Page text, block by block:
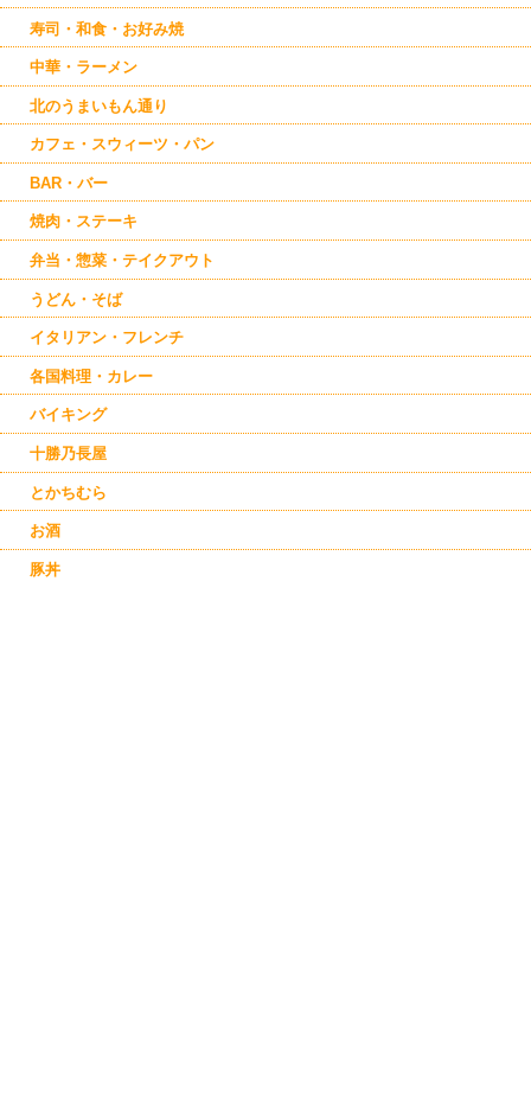
寿司・和食・お好み焼
中華・ラーメン
北のうまいもん通り
カフェ・スウィーツ・パン
BAR・バー
焼肉・ステーキ
弁当・惣菜・テイクアウト
うどん・そば
イタリアン・フレンチ
各国料理・カレー
バイキング
十勝乃長屋
とかちむら
お酒
豚丼